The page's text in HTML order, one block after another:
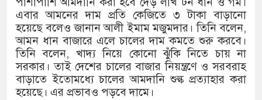
খিলক্ষেত থানা বিএনপির যুগ্ম
দেশের ৬ অঞ্চলে ঝড়ের আভাস
সার্ককে আরও গতিশীল করতে চায়
এবার আমনের দাম প্রতি কেজিতে ৩ টাকা বাড়ানো
হয়েছে বলেও জানান আলী ইমাম মজুমদার। তিনি বলেন,
আমন ধান বাজারে এলে চালের দাম কমতে শুরু করবে।
তিনি বলেন, খাদ্য নিয়ে কোনো ঝুঁকি নিতে চায় না
সরকার। তাই দেশের চালের বাজার নিয়ন্ত্রণে ও সরবরাহ
বাড়াতে ইতোমধ্যে চালের আমদানি শুল্ক প্রত্যাহার করা
হয়েছে। এর প্রভাবও পড়বে দামে।